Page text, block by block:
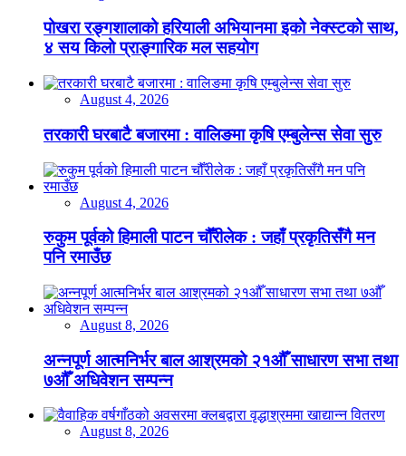
पोखरा रङ्गशालाको हरियाली अभियानमा इको नेक्स्टको साथ,
४ सय किलो प्राङ्गारिक मल सहयोग
August 4, 2026
तरकारी घरबाटै बजारमा : वालिङमा कृषि एम्बुलेन्स सेवा सुरु
August 4, 2026
रुकुम पूर्वको हिमाली पाटन चौँरीलेक : जहाँ प्रकृतिसँगै मन
पनि रमाउँछ
August 8, 2026
अन्नपूर्ण आत्मनिर्भर बाल आश्रमको २१औँ साधारण सभा तथा
७औँ अधिवेशन सम्पन्न
August 8, 2026